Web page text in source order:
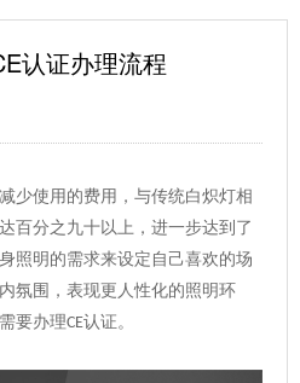
认证办理流程
少使用的费用，与传统白炽灯相
百分之九十以上，进一步达到了
照明的需求来设定自己喜欢的场
氛围，表现更人性化的照明环
要办理CE认证。